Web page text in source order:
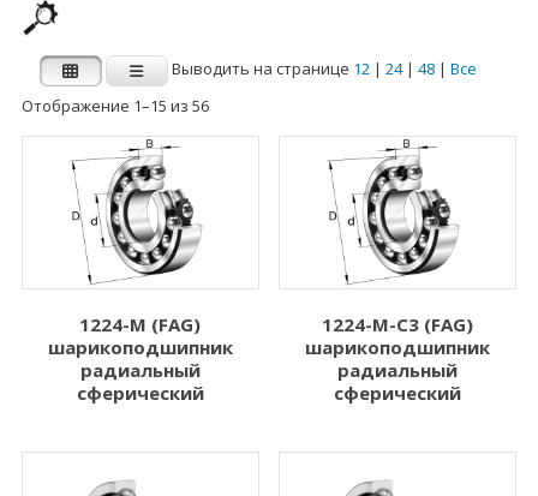
FAG INA
Категории
Внутренний
диаметр d (мм)
1.000
2.000
Наружный диаметр
D (мм)
3.000
5.000
Выводить на странице 12| 24| 48| Все
Отображение 1–15 из 56
1224-M (FAG)
шарикоподшипник
радиальный
сферический
1224-M-C3 (FAG)
шарикоподшипник
радиальный
сферический